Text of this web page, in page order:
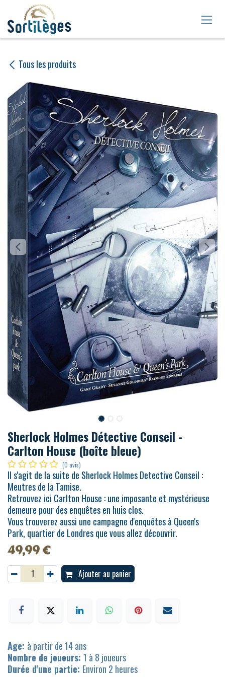
Se rendre au contenu
Tous les produits
Sherlock Holmes Détective Conseil -
Carlton House (boîte bleue)
(0 avis)
Il s'agit de la suite de Sherlock Holmes Detective Conseil :
Meutres de la Tamise.
Retrouvez ici Carlton House : une imposante et mystérieuse
demeure pour des enquêtes en huis clos.
Vous trouverez aussi une campagne d'enquêtes à Queen's
Park, quartier de Londres que vous allez découvrir.
49,99€
Ajouter au panier
Age: à partir de 14 ans
Nombre de joueurs: 1 à 8 joueurs
Durée d'une partie: Environ 2 heures